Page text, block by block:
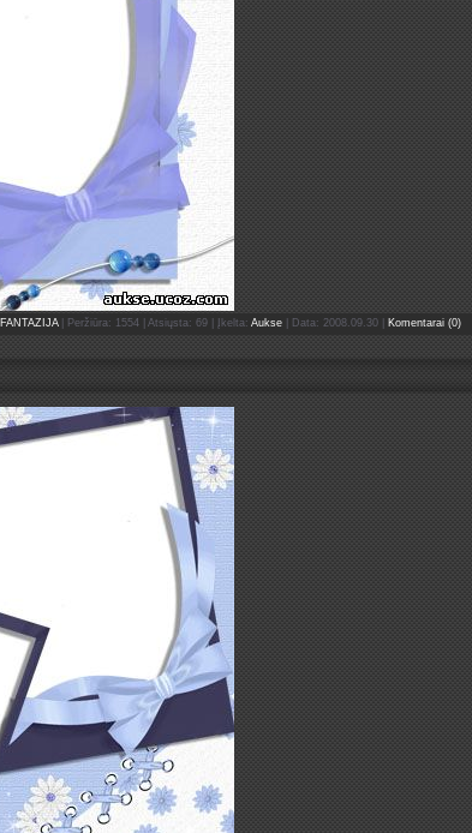
FANTAZIJA| Peržiūra: 1554 | Atsiųsta: 69 | Įkelta: Aukse| Data: 2008.09.30 Komentarai (0)